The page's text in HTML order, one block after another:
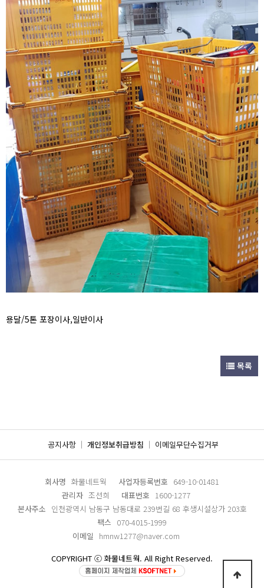
용달/5톤 포장이사,일반이사
목록
공지사항 개인정보취급방침 이메일무단수집거부
회사명 화물네트웍 사업자등록번호 649-10-01481
관리자 조선희 대표번호 1600-1277
본사주소 인천광역시 남동구 남동대로 239번길 68 후생시설상가 203호
팩스 070-4015-1999
이메일
hmnw1277@naver.com
COPYRIGHT ⓒ 화물네트웍. All Right Reserved.